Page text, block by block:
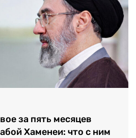
за пять месяцев
Хаменеи: что с ним